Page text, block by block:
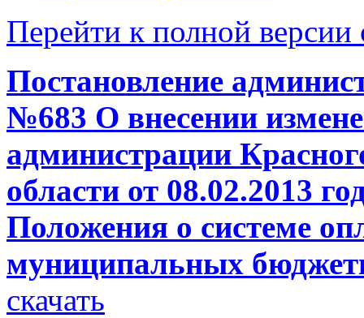
Перейти к полной версии
Постановление
№683 О внесении
администрации
области от 08.02.2013
Положения о системе
муниципальных
скачать